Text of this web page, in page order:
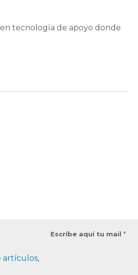
tecnología de apoyo donde
artículos,
Escríbe aquí tu mail *